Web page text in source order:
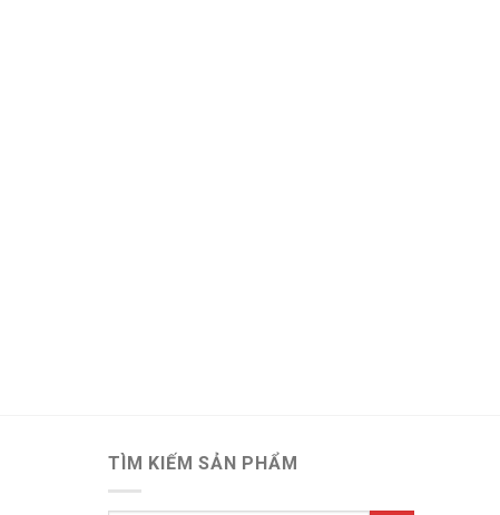
TÌM KIẾM SẢN PHẨM